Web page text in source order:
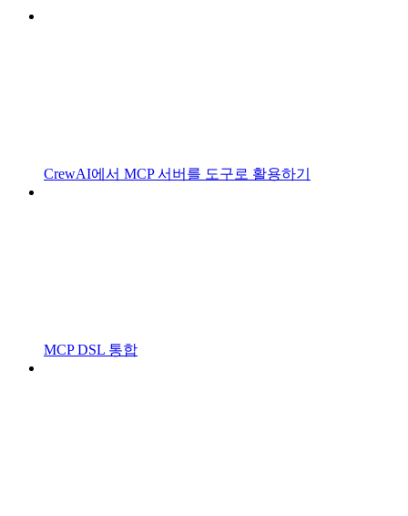
CrewAI에서 MCP 서버를 도구로 활용하기
MCP DSL 통합